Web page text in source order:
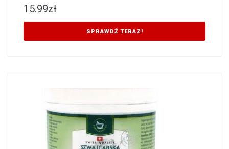
15.99zł
SPRAWDŹ TERAZ!